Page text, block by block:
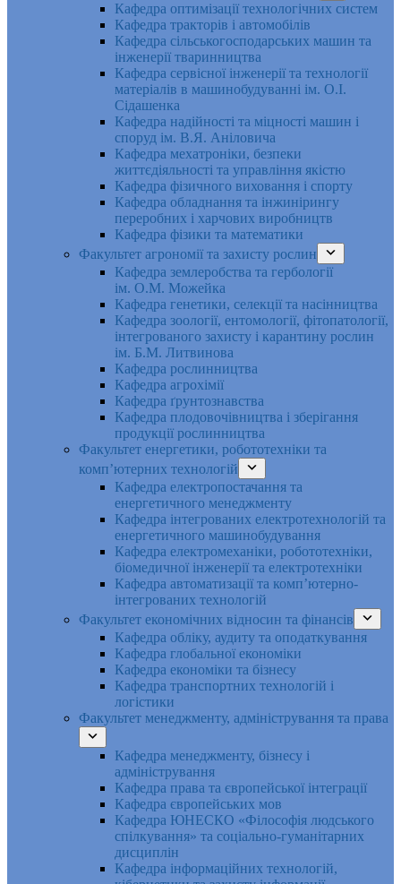
Кафедра оптимізації технологічних систем
Кафедра тракторів і автомобілів
Кафедра сільськогосподарських машин та
інженерії тваринництва
Кафедра cервісної інженерії та технології
матеріалів в машинобудуванні ім. О.І.
Сідашенка
Кафедра надійності та міцності машин і
споруд ім. В.Я. Аніловича
Кафедра мехатроніки, безпеки
життєдіяльності та управління якістю
Кафедра фізичного виховання і спорту
Кафедра обладнання та інжинірингу
переробних і харчових виробництв
Кафедра фізики та математики
Факультет агрономії та захисту рослин
Кафедра землеробства та гербології
ім. О.М. Можейка
Кафедра генетики, селекції та насінництва
Кафедра зоології, ентомології, фітопатології,
інтегрованого захисту і карантину рослин
ім. Б.М. Литвинова
Кафедра рослинництва
Кафедра агрохімії
Кафедра ґрунтознавства
Кафедра плодовочівництва і зберігання
продукції рослинництва
Факультет енергетики, робототехніки та
комп’ютерних технологій
Кафедра електропостачання та
енергетичного менеджменту
Кафедра інтегрованих електротехнологій та
енергетичного машинобудування
Кафедра електромеханіки, робототехніки,
біомедичної інженерії та електротехніки
Кафедра автоматизації та комп’ютерно-
інтегрованих технологій
Факультет економічних відносин та фінансів
Кафедра обліку, аудиту та оподаткування
Кафедра глобальної економіки
Кафедра економіки та бізнесу
Кафедра транспортних технологій і
логістики
Факультет менеджменту, адміністрування та права
Кафедра менеджменту, бізнесу і
адміністрування
Кафедра права та європейської інтеграції
Кафедра європейських мов
Кафедра ЮНЕСКО «Філософія людського
спілкування» та соціально-гуманітарних
дисциплін
Кафедра інформаційних технологій,